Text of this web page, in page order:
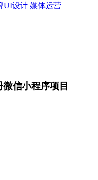
UI设计 媒体运营
信小程序项目